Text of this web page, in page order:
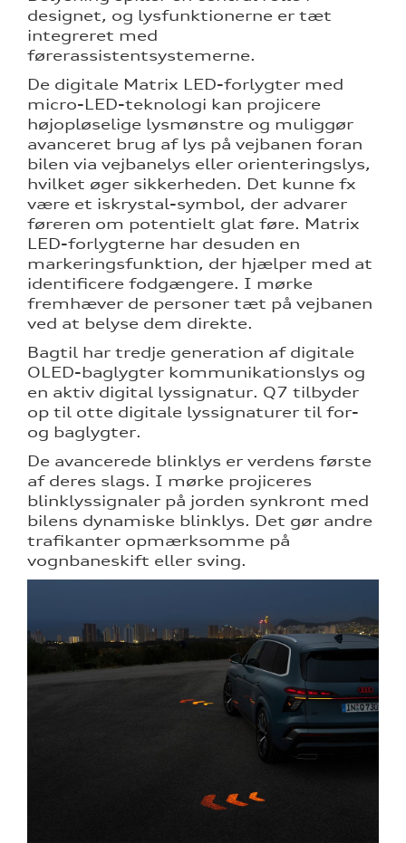
designet, og lysfunktionerne er tæt
integreret med
førerassistentsystemerne.
De digitale Matrix LED-forlygter med
micro-LED-teknologi kan projicere
højopløselige lysmønstre og muliggør
avanceret brug af lys på vejbanen foran
bilen via vejbanelys eller orienteringslys,
hvilket øger sikkerheden. Det kunne fx
være et iskrystal-symbol, der advarer
føreren om potentielt glat føre. Matrix
LED-forlygterne har desuden en
markeringsfunktion, der hjælper med at
identificere fodgængere. I mørke
fremhæver de personer tæt på vejbanen
ved at belyse dem direkte.
Bagtil har tredje generation af digitale
OLED-baglygter kommunikationslys og
en aktiv digital lyssignatur. Q7 tilbyder
op til otte digitale lyssignaturer til for-
og baglygter.
De avancerede blinklys er verdens første
af deres slags. I mørke projiceres
blinklyssignaler på jorden synkront med
bilens dynamiske blinklys. Det gør andre
trafikanter opmærksomme på
vognbaneskift eller sving.